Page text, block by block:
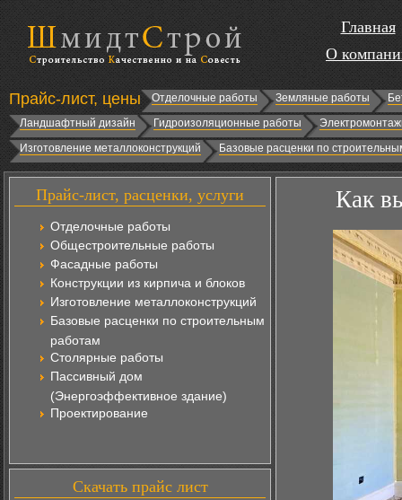
Главная
О
Прайс-лист, цены Отделочные работы Земляные работы
Ландшафтный дизайн
Гидроизоляционные работы
Изготовление металлоконструкций
Базовые расценки по
Прайс-лист, расценки, услуги
Отделочные работы
Общестроительные работы
Фасадные работы
Конструкции из кирпича и блоков
Изготовление металлоконструкций
Базовые расценки по строительным
работам
Столярные работы
Пассивный дом
(Энергоэффективное здание)
Проектирование
Скачать прайс лист
Как